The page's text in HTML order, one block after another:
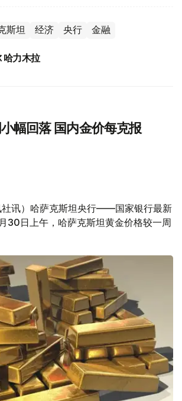
斯坦 经济 央行 金融
哈力木拉
幅回落 国内金价每克报
社讯）哈萨克斯坦央行——国家银行最新
30日上午，哈萨克斯坦黄金价格较一周